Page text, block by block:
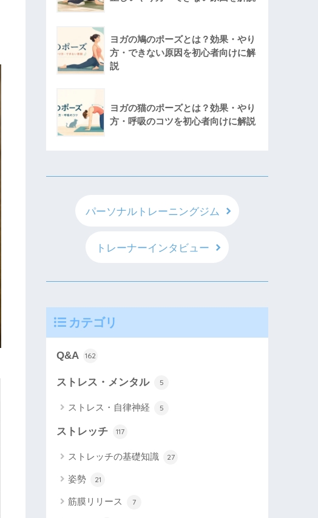
ヨガの鳩のポーズとは？効果・やり
方・できない原因を初心者向けに解
説
ヨガの猫のポーズとは？効果・やり
方・呼吸のコツを初心者向けに解説
パーソナルトレーニングジム
トレーナーインタビュー
カテゴリ
Q&A 162
ストレス・メンタル 5
ストレス・自律神経 5
ストレッチ 117
ストレッチの基礎知識 27
姿勢 21
筋膜リリース 7